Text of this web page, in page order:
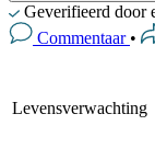
Geverifieerd door
Commentaar •
Levensverwachting